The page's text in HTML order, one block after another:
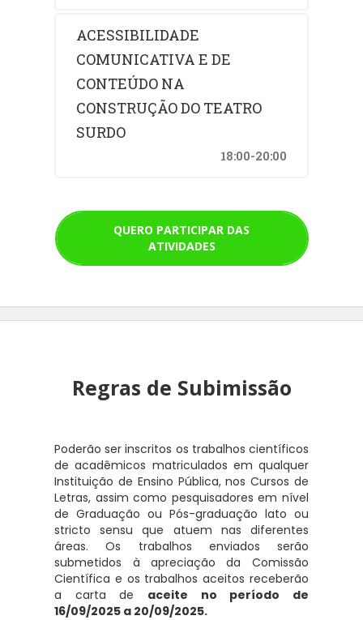
ACESSIBILIDADE
COMUNICATIVA E DE
CONTEÚDO NA
CONSTRUÇÃO DO TEATRO
SURDO
18:00-20:00
QUERO PARTICIPAR DAS
ATIVIDADES
Regras de Subimissão
Poderão ser inscritos os trabalhos científicos
de acadêmicos matriculados em qualquer
Instituição de Ensino Pública, nos Cursos de
Letras, assim como pesquisadores em nível
de Graduação ou Pós-graduação lato ou
stricto sensu que atuem nas diferentes
áreas. Os trabalhos enviados serão
submetidos à apreciação da Comissão
Científica e os trabalhos aceitos receberão
a carta de aceite no período de
16/09/2025 a 20/09/2025.